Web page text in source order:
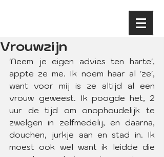
Vrouwzijn
'Neem je eigen advies ten harte',
appte ze me. Ik noem haar al 'ze',
want voor mij is ze altijd al een
vrouw geweest. Ik poogde het, 2
uur de tijd om onophoudelijk te
zwelgen in zelfmedelij, en daarna,
douchen, jurkje aan en stad in. Ik
moest ook wel want ik leidde die